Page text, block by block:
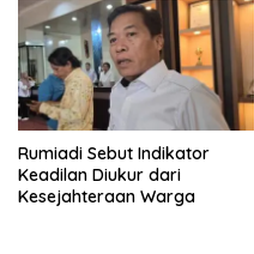
Rumiadi Sebut Indikator
Keadilan Diukur dari
Kesejahteraan Warga